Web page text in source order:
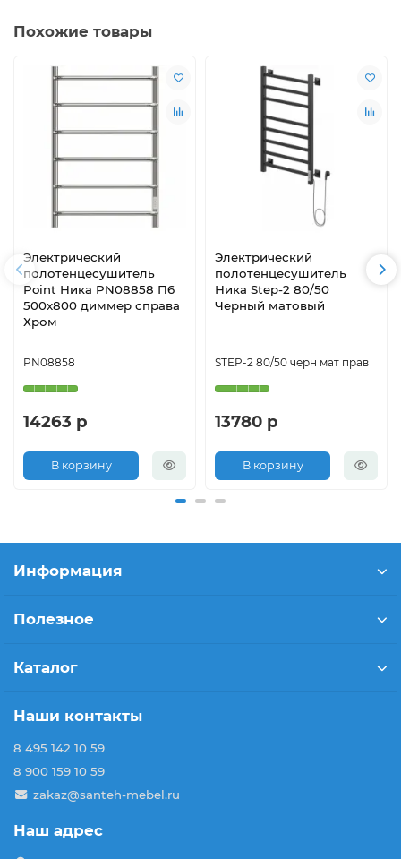
Похожие товары
Электрический
полотенцесушитель
Point Ника PN08858 П6
500x800 диммер справа
Хром
PN08858
14263 р
В корзину
Электрический
полотенцесушитель
Ника Step-2 80/50
Черный матовый
STEP-2 80/50 черн мат прав
13780 р
В корзину
Информация
Полезное
Каталог
Наши контакты
8 495 142 10 59
8 900 159 10 59
zakaz@santeh-mebel.ru
Наш адрес